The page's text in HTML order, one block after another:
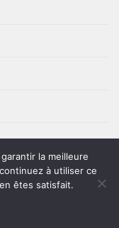
la meilleure
à utiliser ce
êtes satisfait.